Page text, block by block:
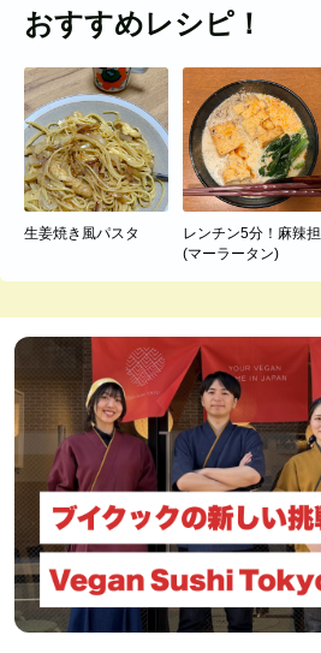
おすすめレシピ！
生姜焼き風パスタ
レンチン5分！麻辣担
(マーラータン)